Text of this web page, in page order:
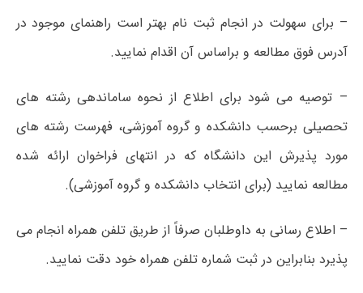
– برای سهولت در انجام ثبت نام بهتر است راهنمای موجود در
آدرس فوق مطالعه و براساس آن اقدام نمایید.
– توصیه می شود برای اطلاع از نحوه ساماندهی رشته های
تحصیلی برحسب دانشکده و گروه آموزشی، فهرست رشته های
مورد پذیرش این دانشگاه که در انتهای فراخوان ارائه شده
مطالعه نمایید (برای انتخاب دانشکده و گروه آموزشی).
– اطلاع رسانی به داوطلبان صرفاً از طریق تلفن همراه انجام می
پذیرد بنابراین در ثبت شماره تلفن همراه خود دقت نمایید.